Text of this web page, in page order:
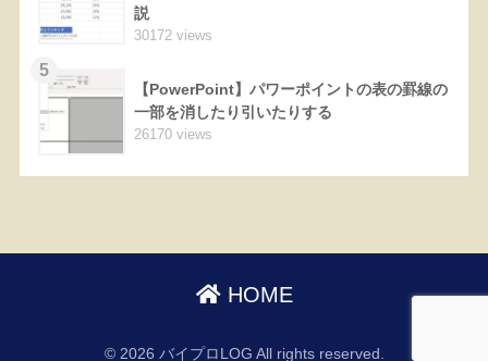
説
30172 views
5
【PowerPoint】パワーポイントの表の罫線の
一部を消したり引いたりする
26170 views
HOME
© 2026 バイプロLOG All rights reserved.